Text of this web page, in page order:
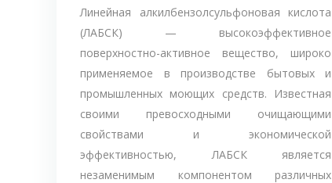
Линейная алкилбензолсульфоновая кислота
(ЛАБСК) — высокоэффективное
поверхностно-активное вещество, широко
применяемое в производстве бытовых и
промышленных моющих средств. Известная
своими превосходными очищающими
свойствами и экономической
эффективностью, ЛАБСК является
незаменимым компонентом различных